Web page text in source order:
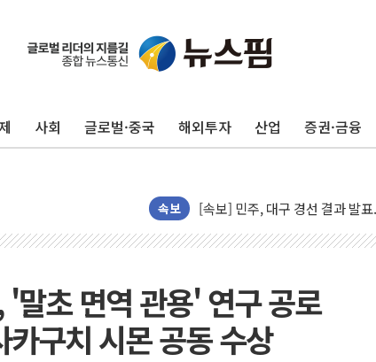
사회 글로벌·중국 해외투자 산업 증권·금융
속보
평택 진위면 공장서 질식사고
포항 블루밸리 국가산단에 '철
[종합] 김민석, 정청래에 누적
민주당 경북도당위원장에 오중
인천서 말다툼 중 어머니 살해
말초 면역 관용' 연구 공로
카구치 시몬 공동 수상